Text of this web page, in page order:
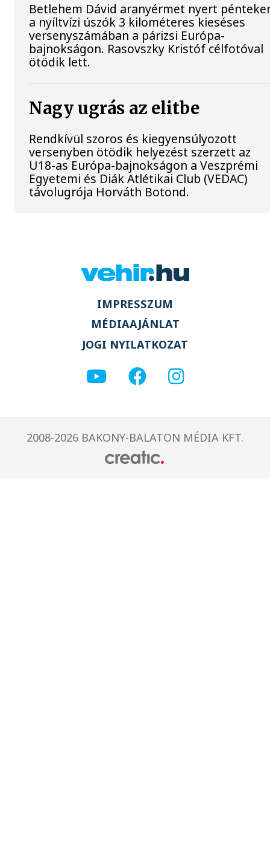
Betlehem Dávid aranyérmet nyert
a nyíltvízi úszók 3 kilométeres kieséses
versenyszámában a párizsi Európa-
bajnokságon. Rasovszky Kristóf célfotóval
ötödik lett.
Nagy ugrás az elitbe
Rendkívül szoros és kiegyensúlyozott
versenyben ötödik helyezést szerzett az
U18-as Európa-bajnokságon a Veszprémi
Egyetemi és Diák Atlétikai Club (VEDAC)
távolugrója Horváth Botond.
IMPRESSZUM
MÉDIAAJÁNLAT
JOGI NYILATKOZAT
2008-2026 BAKONY-BALATON MÉDIA KFT.